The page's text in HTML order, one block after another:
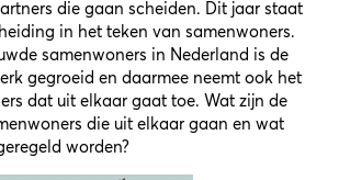
die gaan scheiden. Dit jaar staat
in het teken van samenwoners.
samenwoners in Nederland is de
gegroeid en daarmee neemt ook het
dat uit elkaar gaat toe. Wat zijn de
die uit elkaar gaan en wat
worden?